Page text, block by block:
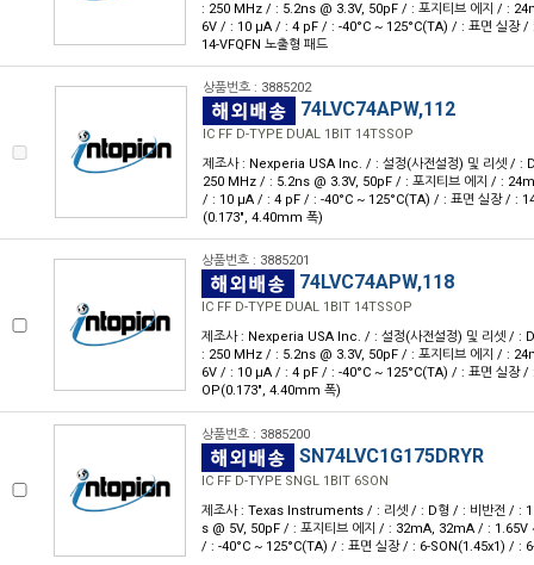
: 250 MHz / : 5.2ns @ 3.3V, 50pF / : 포지티브 에지 / :
6V / : 10 μA / : 4 pF / : -40°C ~ 125°C(TA) / : 표면 실장
14-VFQFN 노출형 패드
상품번호 : 3885202
74LVC74APW,112
IC FF D-TYPE DUAL 1BIT 14TSSOP
제조사 : Nexperia USA Inc. / : 설정(사전설정) 및 리셋 / :
250 MHz / : 5.2ns @ 3.3V, 50pF / : 포지티브 에지 / :
/ : 10 μA / : 4 pF / : -40°C ~ 125°C(TA) / : 표면 실장 / :
(0.173", 4.40mm 폭)
상품번호 : 3885201
74LVC74APW,118
IC FF D-TYPE DUAL 1BIT 14TSSOP
제조사 : Nexperia USA Inc. / : 설정(사전설정) 및 리셋 / :
: 250 MHz / : 5.2ns @ 3.3V, 50pF / : 포지티브 에지 / :
6V / : 10 μA / : 4 pF / : -40°C ~ 125°C(TA) / : 표면 실장
OP(0.173", 4.40mm 폭)
상품번호 : 3885200
SN74LVC1G175DRYR
IC FF D-TYPE SNGL 1BIT 6SON
제조사 : Texas Instruments / : 리셋 / : D형 / : 비반전 / :
s @ 5V, 50pF / : 포지티브 에지 / : 32mA, 32mA / :
/ : -40°C ~ 125°C(TA) / : 표면 실장 / : 6-SON(1.45x1) / :